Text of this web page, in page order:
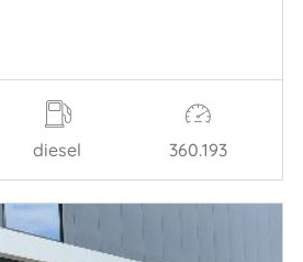
diesel 360.193